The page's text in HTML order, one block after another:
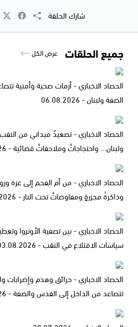
شارك الحلقة
جميع الحلقات عرض الكل
الحصاد الاخباري - أزمات صحية وأمنية
الضفة ولبنان - 06.08.2026
الحصاد الاخباري - تصعيدٌ ميداني من
ولبنان... واحتجاجاتٌ وملاحقاتٌ قضائية - 05.08.2026
الحصاد الاخباري - من أم الفحم إلى غزة
وذاكرةُ مجزرةٍ ومفاوضاتٌ تحت النار - 04.08.2026
الحصاد الاخباري - بين تصفية الأونروا
سياسات الاقتلاع في النقب - 03.08.2026
الحصاد الاخباري - حرائق وهدم وإضرابات
تتصاعد من الداخل إلى القدس والضفة - 02.08.2026